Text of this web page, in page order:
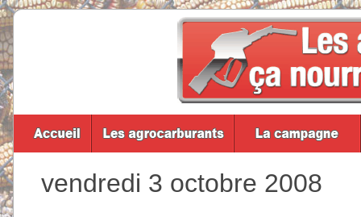
vendredi 3 octobre 2008